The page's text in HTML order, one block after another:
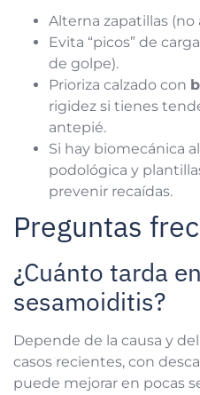
Alterna zapatillas (no
Evita “picos” de
de golpe).
Prioriza calzado con
rigidez si tienes
antepié.
Si hay biomecánica
podológica y
prevenir recaídas.
Preguntas
¿Cuánto tarda
sesamoiditis?
Depende de la causa y
casos recientes, con
puede mejorar en pocas